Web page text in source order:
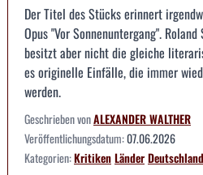
Der Titel des Stücks erinnert
Opus "Vor Sonnenuntergang".
besitzt aber nicht die gleiche
es originelle Einfälle, die immer
werden.
Geschrieben vonALEXANDER WALTHER
Veröffentlichungsdatum:07.06.2026
Kategorien:KritikenLänderDeutschland